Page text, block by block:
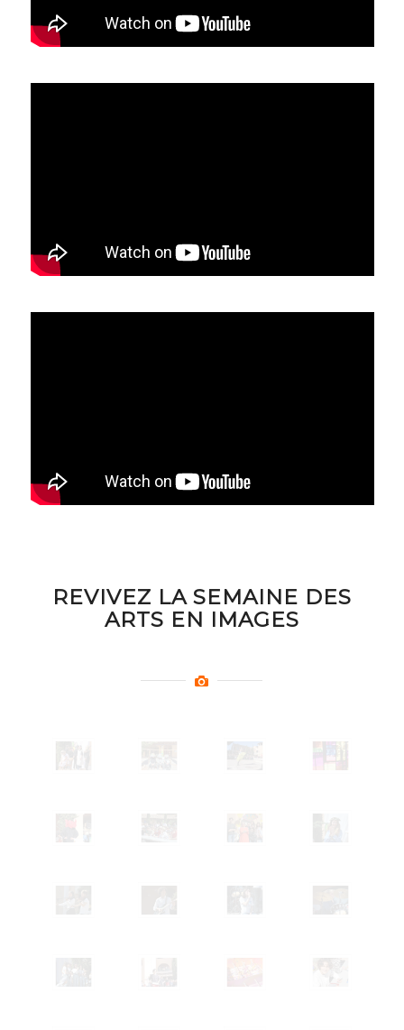
REVIVEZ LA SEMAINE DES
ARTS EN IMAGES